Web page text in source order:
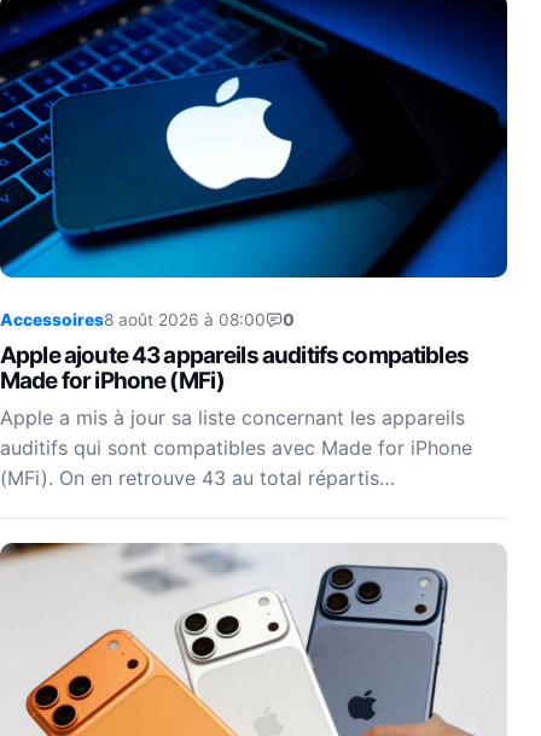
Accessoires8 août 2026 à 08:00 0
Apple ajoute 43 appareils auditifs compatibles
Made for iPhone (MFi)
Apple a mis à jour sa liste concernant les appareils
auditifs qui sont compatibles avec Made for iPhone
(MFi). On en retrouve 43 au total répartis…